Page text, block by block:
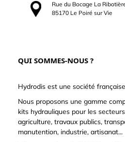
Rue du Bocage La
85170 Le Poiré sur Vie
QUI SOMMES-NOUS ?
Hydrodis est une société
Nous proposons une gamme
kits hydrauliques pour les
agriculture, travaux publics,
manutention, industrie, artisanat...